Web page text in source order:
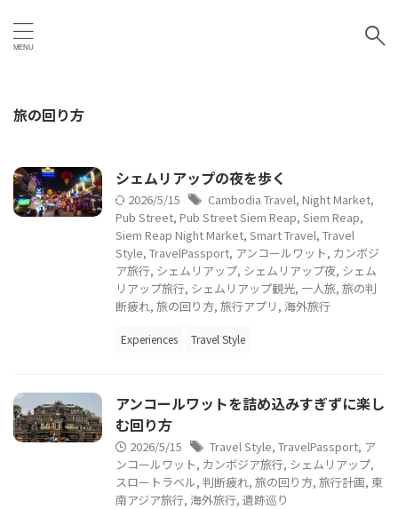
旅の回り方
シェムリアップの夜を歩く
2026/5/15 Cambodia Travel, Night Market,
Pub Street, Pub Street Siem Reap, Siem Reap,
Siem Reap Night Market, Smart Travel, Travel
Style, TravelPassport, アンコールワット, カンボジ
ア旅行, シェムリアップ, シェムリアップ夜, シェム
リアップ旅行, シェムリアップ観光, 一人旅, 旅の判
断疲れ, 旅の回り方, 旅行アプリ , 海外旅行
Experiences Travel Style
アンコールワットを詰め込みすぎずに楽し
む回り方
2026/5/15 Travel Style, TravelPassport, ア
ンコールワット, カンボジア旅行, シェムリアップ,
スロートラベル, 判断疲れ, 旅の回り方, 旅行計画, 東
南アジア旅行, 海外旅行, 遺跡巡り